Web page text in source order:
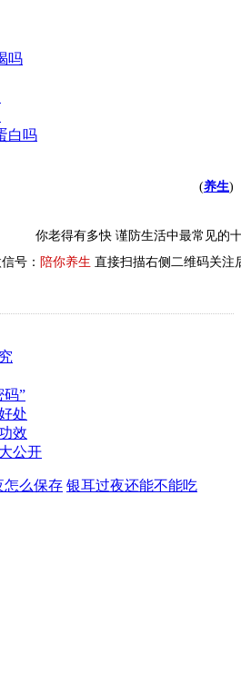
吗
白吗
(养生)
你老得有多快 谨防生活中最常见的
号： 陪你养生 直接扫描右侧二维码关注
码”
处
效
公开
怎么保存 银耳过夜还能不能吃